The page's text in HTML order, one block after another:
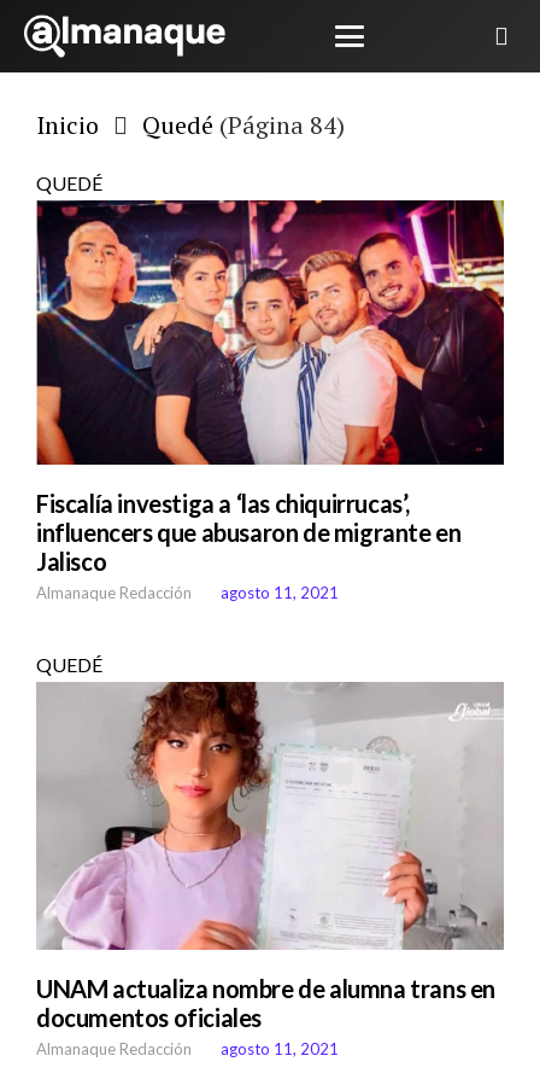
Inicio Quedé (Página 84)
QUEDÉ
Fiscalía investiga a ‘las chiquirrucas’,
influencers que abusaron de migrante en
Jalisco
Almanaque Redacción agosto 11, 2021
QUEDÉ
UNAM actualiza nombre de alumna trans en
documentos oficiales
Almanaque Redacción agosto 11, 2021